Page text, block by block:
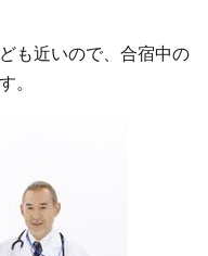
も近いので、合宿中の
。